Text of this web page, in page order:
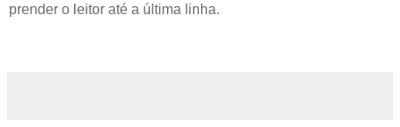
prender o leitor até a última linha.